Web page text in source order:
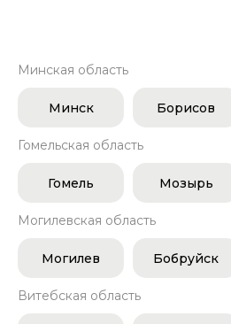
Минская область
Минск Борисов
Гомельская область
Гомель Мозырь
Могилевская область
Могилев Бобруйск
Витебская область